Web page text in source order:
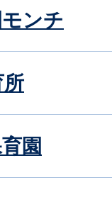
ンチ
園